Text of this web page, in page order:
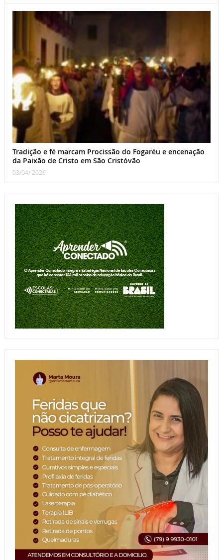
Tradição e fé marcam Procissão do Fogaréu e encenação
da Paixão de Cristo em São Cristóvão
03/04/ 2026